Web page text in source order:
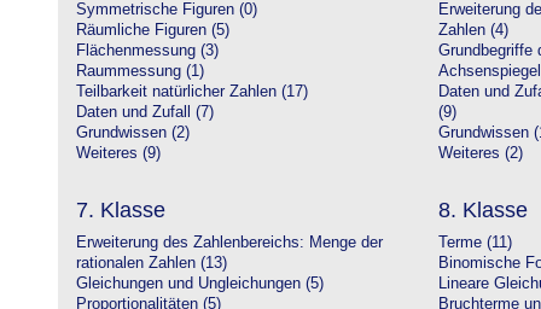
Symmetrische Figuren (0)
Räumliche Figuren (5)
Flächenmessung (3)
Raummessung (1)
Teilbarkeit natürlicher Zahlen (17)
Daten und Zufall (7)
Grundwissen (2)
Weiteres (9)
Erweiterung
Zahlen (4)
Grundbegriffe
Daten und
(9)
Grundwissen
Weiteres (2)
7. Klasse
Erweiterung des Zahlenbereichs: Menge der
rationalen Zahlen (13)
Gleichungen und Ungleichungen (5)
Proportionalitäten (5)
8. Klasse
Terme (11)
Binomische
Lineare
Bruchterme